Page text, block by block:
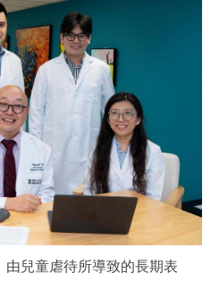
兒童虐待所導致的長期表